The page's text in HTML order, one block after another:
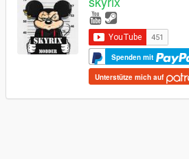
Spenden mit
Unterstütze mich auf